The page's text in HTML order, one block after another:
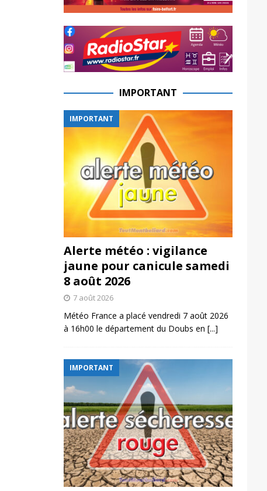
IMPORTANT
IMPORTANT
Alerte météo : vigilance
jaune pour canicule samedi
8 août 2026
7 août 2026
Météo France a placé vendredi 7 août 2026
à 16h00 le département du Doubs en [...]
IMPORTANT